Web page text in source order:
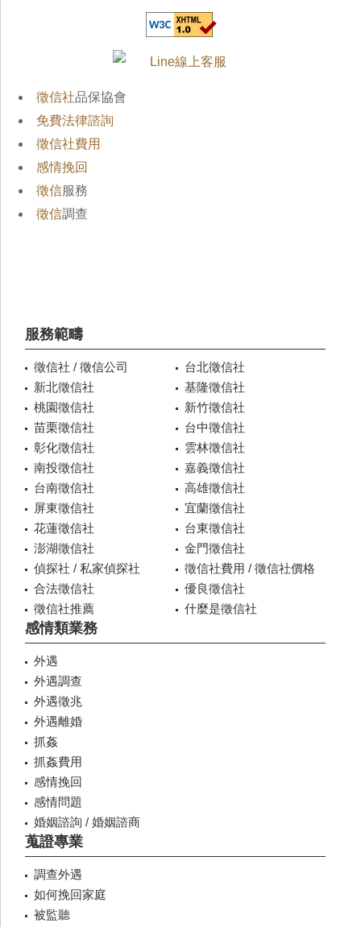
徵信社品保協會
免費法律諮詢
徵信社費用
感情挽回
徵信服務
徵信調查
服務範疇
徵信社 / 徵信公司
台北徵信社
新北徵信社
基隆徵信社
桃園徵信社
新竹徵信社
苗栗徵信社
台中徵信社
彰化徵信社
雲林徵信社
南投徵信社
嘉義徵信社
台南徵信社
高雄徵信社
屏東徵信社
宜蘭徵信社
花蓮徵信社
台東徵信社
澎湖徵信社
金門徵信社
偵探社 / 私家偵探社
徵信社費用 / 徵信社價格
合法徵信社
優良徵信社
徵信社推薦
什麼是徵信社
感情類業務
外遇
外遇調查
外遇徵兆
外遇離婚
抓姦
抓姦費用
感情挽回
感情問題
婚姻諮詢 / 婚姻諮商
蒐證專業
調查外遇
如何挽回家庭
被監聽